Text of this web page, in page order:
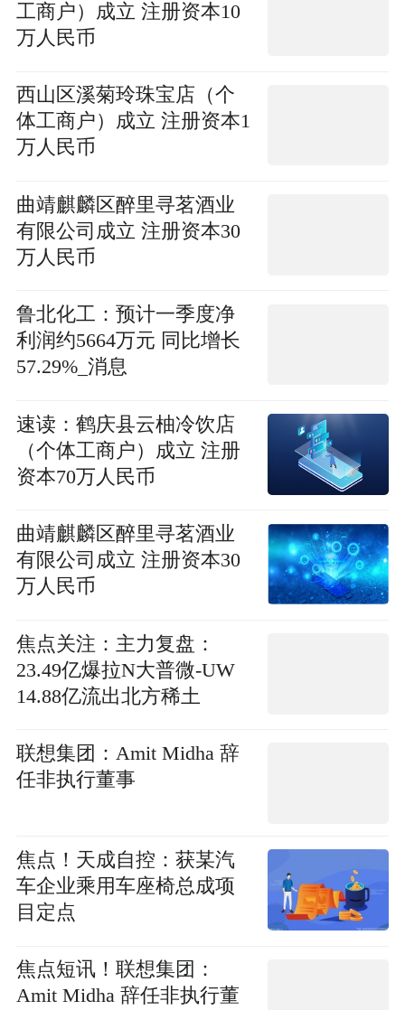
工商户）成立 注册资本10
万人民币
西山区溪菊玲珠宝店（个
体工商户）成立 注册资本1
万人民币
曲靖麒麟区醉里寻茗酒业
有限公司成立 注册资本30
万人民币
鲁北化工：预计一季度净
利润约5664万元 同比增长
57.29%_消息
速读：鹤庆县云柚冷饮店
（个体工商户）成立 注册
资本70万人民币
曲靖麒麟区醉里寻茗酒业
有限公司成立 注册资本30
万人民币
焦点关注：主力复盘：
23.49亿爆拉N大普微-UW
14.88亿流出北方稀土
联想集团：Amit Midha 辞
任非执行董事
焦点！天成自控：获某汽
车企业乘用车座椅总成项
目定点
焦点短讯！联想集团：
Amit Midha 辞任非执行董